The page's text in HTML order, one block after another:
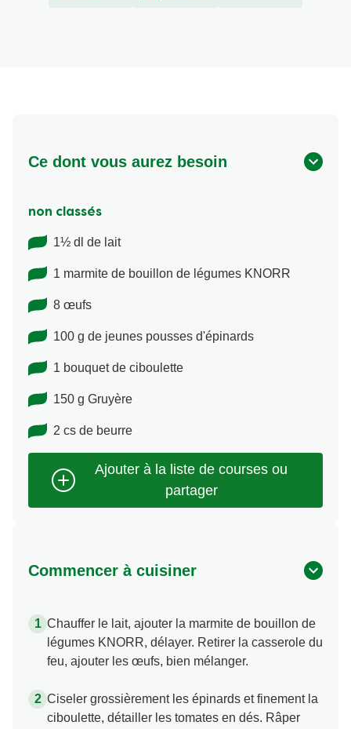
Ce dont vous aurez besoin
non classés
1½ dl de lait
1 marmite de bouillon de légumes KNORR
8 œufs
100 g de jeunes pousses d'épinards
1 bouquet de ciboulette
150 g Gruyère
2 cs de beurre
Commencer à cuisiner
Chauffer le lait, ajouter la marmite de bouillon de
légumes KNORR, délayer. Retirer la casserole du
feu, ajouter les œufs, bien mélanger.
Ciseler grossièrement les épinards et finement la
ciboulette, détailler les tomates en dés. Râper